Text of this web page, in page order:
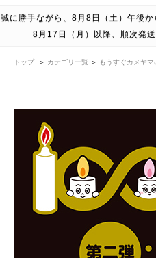
誠に勝手ながら、8月8日（土）午後
8月17日（月）以降、順次発
トップ＞ カテゴリ一覧 ＞ もうすぐカメヤ